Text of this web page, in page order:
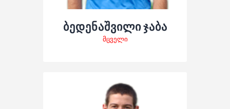
ბედენაშვილი ჯაბა
მცველი